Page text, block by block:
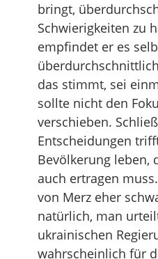
bringt,
Schwierigkeiten zu
empfindet er es
das stimmt, sei
sollte nicht den
verschieben.
Entscheidungen
Bevölkerung leben,
auch ertragen
von Merz eher
natürlich, man
ukrainischen
wahrscheinlich für